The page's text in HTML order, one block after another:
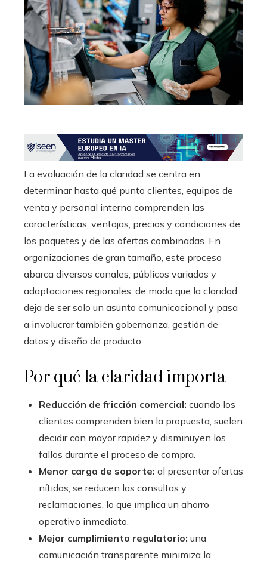
La evaluación de la claridad se centra en
determinar hasta qué punto clientes, equipos de
venta y personal interno comprenden las
características, ventajas, precios y condiciones de
los paquetes y de las ofertas combinadas. En
organizaciones de gran tamaño, este proceso
abarca diversos canales, públicos variados y
adaptaciones regionales, de modo que la claridad
deja de ser solo un asunto comunicacional y pasa
a involucrar también gobernanza, gestión de
datos y diseño de producto.
Por qué la claridad importa
Reducción de fricción comercial: cuando los
clientes comprenden bien la propuesta, suelen
decidir con mayor rapidez y disminuyen los
fallos durante el proceso de compra.
Menor carga de soporte: al presentar ofertas
nítidas, se reducen las consultas y
reclamaciones, lo que implica un ahorro
operativo inmediato.
Mejor cumplimiento regulatorio: una
comunicación transparente minimiza la